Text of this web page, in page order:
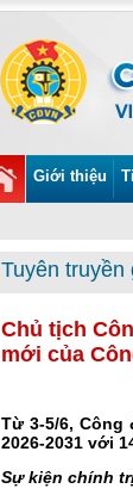
Giới thiệu
Tuyên truyền
Chủ tịch
mới của
Từ 3-5/6, Công
2026-2031 với
Sự kiện chính